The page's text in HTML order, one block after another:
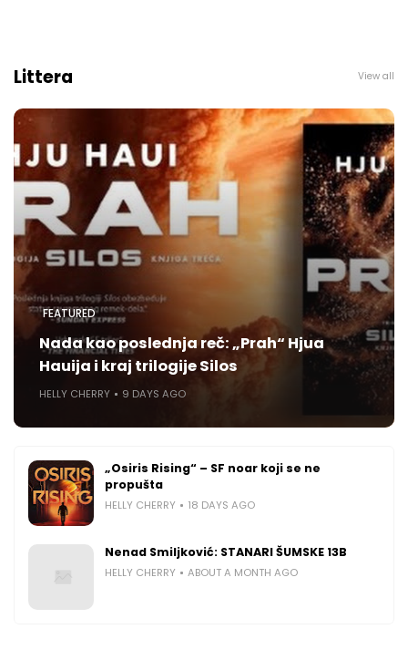
Littera View all
FEATURED
Nada kao poslednja reč: „Prah“ Hjua
Hauija i kraj trilogije Silos
HELLY CHERRY 9 DAYS AGO
„Osiris Rising“ – SF noar koji se ne
propušta
HELLY CHERRY 18 DAYS AGO
Nenad Smiljković: STANARI ŠUMSKE 13B
HELLY CHERRY ABOUT A MONTH AGO